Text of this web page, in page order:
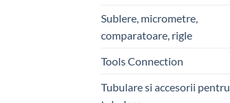
Sublere, micrometre,
comparatoare, rigle
Tools Connection
Tubulare si accesorii pentru